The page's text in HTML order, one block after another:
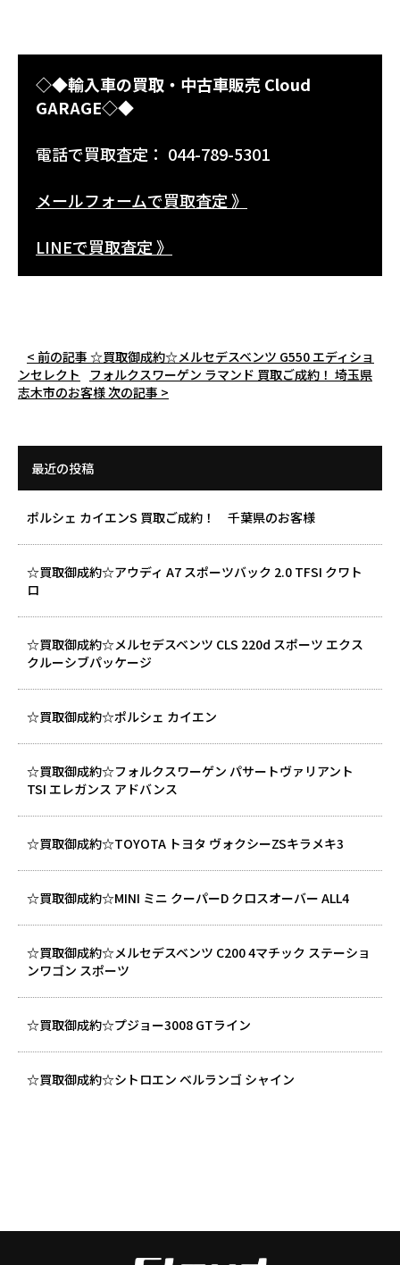
◇◆輸入車の買取・中古車販売 Cloud
GARAGE◇◆
電話で買取査定： 044-789-5301
メールフォームで買取査定 》
LINEで買取査定 》
< 前の記事 ☆買取御成約☆メルセデスベンツ G550 エディショ
ンセレクト
フォルクスワーゲン ラマンド 買取ご成約！ 埼玉県
志木市のお客様次の記事 >
最近の投稿
ポルシェ カイエンS 買取ご成約！ 千葉県のお客様
☆買取御成約☆アウディ A7 スポーツバック 2.0 TFSI クワト
ロ
☆買取御成約☆メルセデスベンツ CLS 220d スポーツ エクス
クルーシブパッケージ
☆買取御成約☆ポルシェ カイエン
☆買取御成約☆フォルクスワーゲン パサートヴァリアント
TSI エレガンス アドバンス
☆買取御成約☆TOYOTA トヨタ ヴォクシーZSキラメキ3
☆買取御成約☆MINI ミニ クーパーD クロスオーバー ALL4
☆買取御成約☆メルセデスベンツ C200 4マチック ステーショ
ンワゴン スポーツ
☆買取御成約☆プジョー3008 GTライン
☆買取御成約☆シトロエン ベルランゴ シャイン